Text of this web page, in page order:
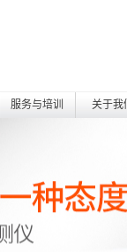
服务与培训 关于我